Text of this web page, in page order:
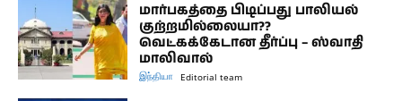
மார்பகத்தை பிடிப்பது பாலியல்
குற்றமில்லையா??
வெட்கக்கேடான தீர்ப்பு – ஸ்வாதி
மாலிவால்
இந்தியா Editorial team